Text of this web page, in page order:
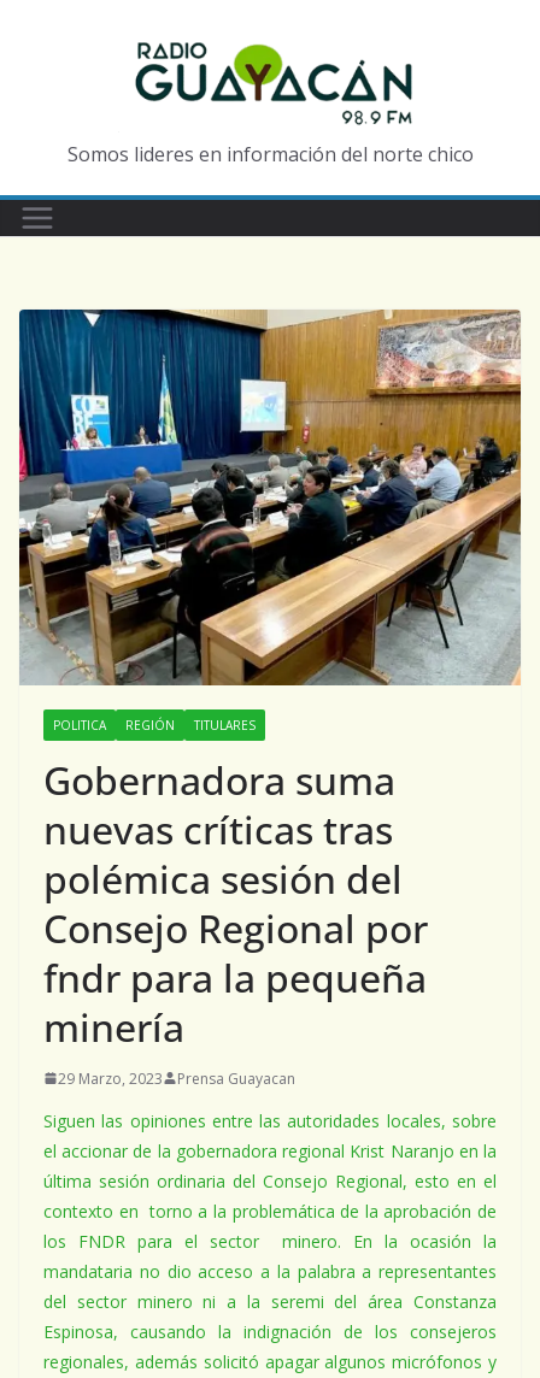
Somos lideres en información del norte chico
POLITICA REGIÓN TITULARES
Gobernadora suma
nuevas críticas tras
polémica sesión del
Consejo Regional por
fndr para la pequeña
minería
29 Marzo, 2023 Prensa Guayacan
Siguen las opiniones entre las autoridades locales, sobre
el accionar de la gobernadora regional Krist Naranjo en la
última sesión ordinaria del Consejo Regional, esto en el
contexto en torno a la problemática de la aprobación de
los FNDR para el sector minero. En la ocasión la
mandataria no dio acceso a la palabra a representantes
del sector minero ni a la seremi del área Constanza
Espinosa, causando la indignación de los consejeros
regionales, además solicitó apagar algunos micrófonos y